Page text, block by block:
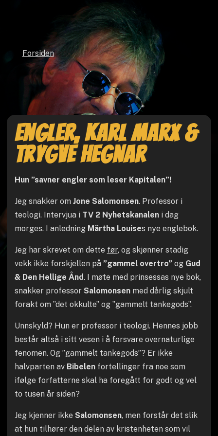
Forsiden
Engler, Karl Marx &
Trygve Hegnar
Hun ”savner engler som leser Kapitalen”!
Jeg snakker om Jone Salomonsen. Professor i
teologi. Intervjua i TV 2 Nyhetskanaleni dag
morges. I anledning Märtha Louises nye englebok.
Jeg har skrevet om dette før, og skjønner stadig
vekk ikke forskjellen på ”gammel overtro” og Gud
& Den Hellige Ånd. I møte med prinsessas nye bok,
snakker professor Salomonsenmed dårlig skjult
forakt om ”det okkulte” og ”gammelt tankegods”.
Unnskyld? Hun er professor i teologi. Hennes jobb
består altså i sitt vesen i å forsvare overnaturlige
fenomen. Og ”gammelt tankegods”? Er ikke
halvparten av Bibelenfortellinger fra noe som
ifølge forfatterne skal ha foregått for godt og vel
to tusen år siden?
Jeg kjenner ikke Salomonsen, men forstår det slik
at hun tilhører den delen av kristenheten som vil